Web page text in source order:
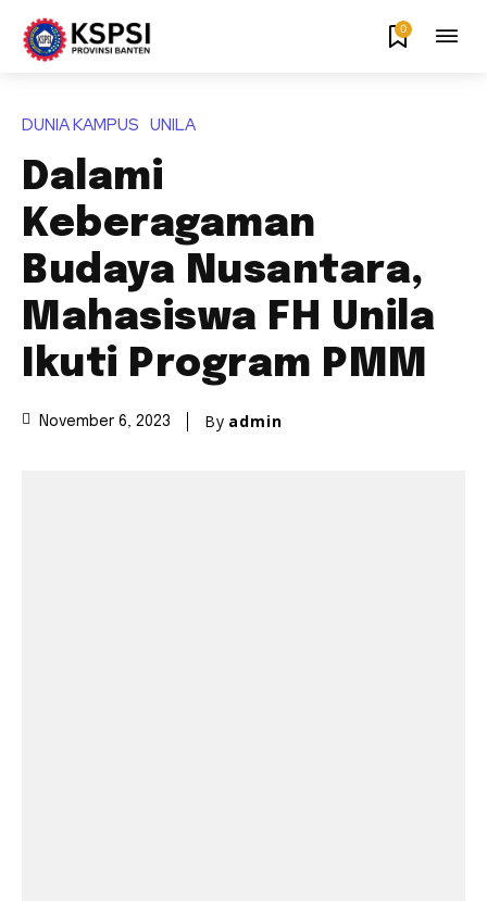
0
DUNIA KAMPUS UNILA
Dalami
Keberagaman
Budaya Nusantara,
Mahasiswa FH Unila
Ikuti Program PMM
November 6, 2023 By admin